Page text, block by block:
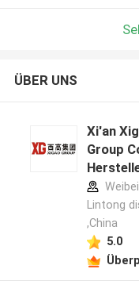
ÜBER UNS
Xi'an
Group
Lintong
,China
5.0